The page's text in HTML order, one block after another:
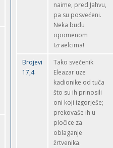
naime, pred Jahvu,
pa su posvećeni.
Neka budu
opomenom
Izraelcima!
Brojevi
17,4
Tako svećenik
Eleazar uze
kadionike od tuča
što su ih prinosili
oni koji izgorješe;
prekovaše ih u
pločice za
oblaganje
žrtvenika.